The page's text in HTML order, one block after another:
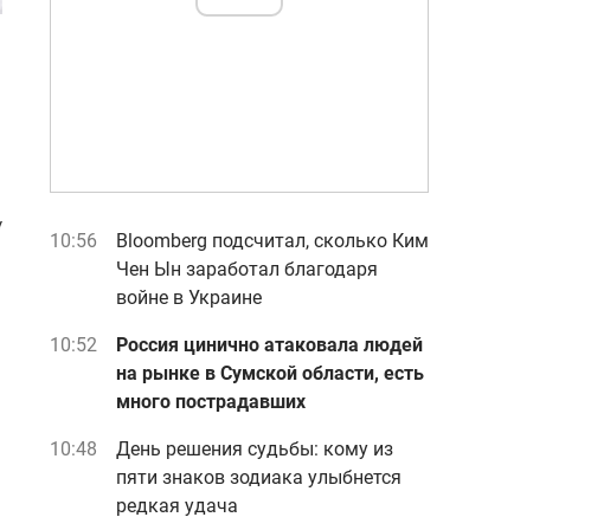
10:56
Bloomberg подсчитал, сколько Ким
Чен Ын заработал благодаря
войне в Украине
10:52
Россия цинично атаковала людей
на рынке в Сумской области, есть
много пострадавших
10:48
День решения судьбы: кому из
пяти знаков зодиака улыбнется
редкая удача